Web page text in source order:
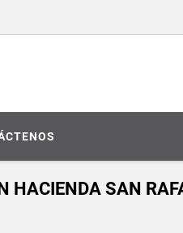
HACIENDA SAN